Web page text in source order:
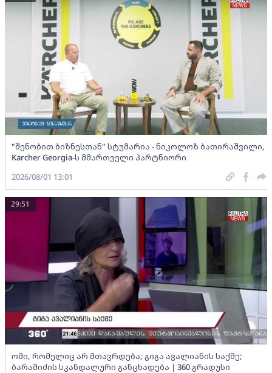
"შენობით ბიზნესთან" სტუმარია - ნიკოლოზ ბათირაშვილი,
Karcher Georgia-ს მმართველი პარტნიორი
2026/08/01 13:01
ომი, რომელიც არ მთავრდება; გიგა ავალიანის საქმე;
ბარამიძის სკანდალური განცხადება | 360 გრადუსი
29:51